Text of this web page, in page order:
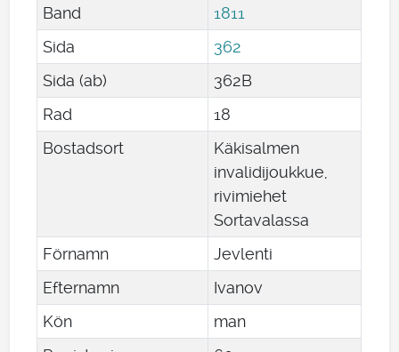
Band
1811
Sida
362
Sida (ab)
362B
Rad
18
Bostadsort
Käkisalmen
invalidijoukkue,
rivimiehet
Sortavalassa
Förnamn
Jevlenti
Efternamn
Ivanov
Kön
man